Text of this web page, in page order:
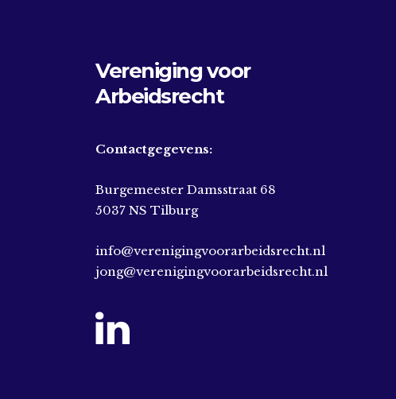
Vereniging voor
Arbeidsrecht
Contactgegevens:
Burgemeester Damsstraat 68
5037 NS Tilburg
info@verenigingvoorarbeidsrecht.nl
jong@verenigingvoorarbeidsrecht.nl